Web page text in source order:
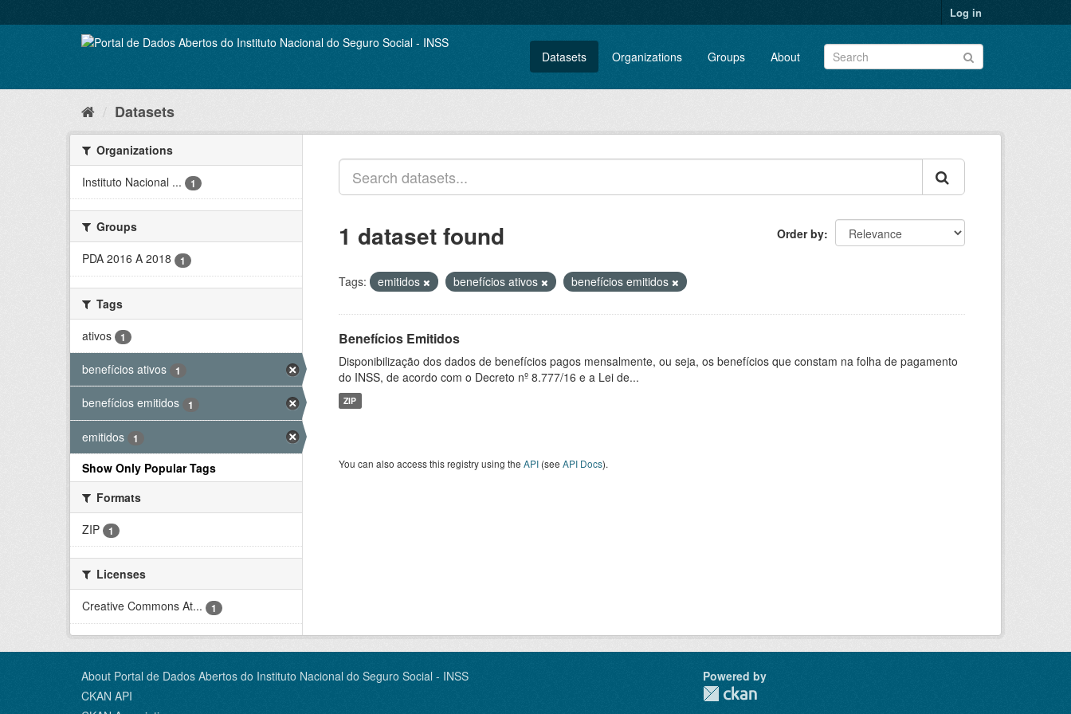
to
Log in
Datasets Organizations Groups About
Datasets
Organizations
Instituto Nacional ...
1
Groups
PDA 2016 A 2018
1
Tags
ativos
1
benefícios ativos 1
benefícios emitidos 1
emitidos 1
Show Only Popular Tags
Formats
ZIP
1
Licenses
Creative Commons At...
1
Order by
1 dataset found
Tags: emitidos benefícios ativos benefícios emitidos
Benefícios Emitidos
Disponibilização dos dados de benefícios pagos mensalmente, ou seja, os benefícios que constam na folha de pagamento
do INSS, de acordo com o Decreto nº 8.777/16 e a Lei de...
ZIP
You can also access this registry using the API (see API Docs).
About Portal de Dados Abertos do Instituto Nacional do Seguro Social - INSS
CKAN API
Powered by